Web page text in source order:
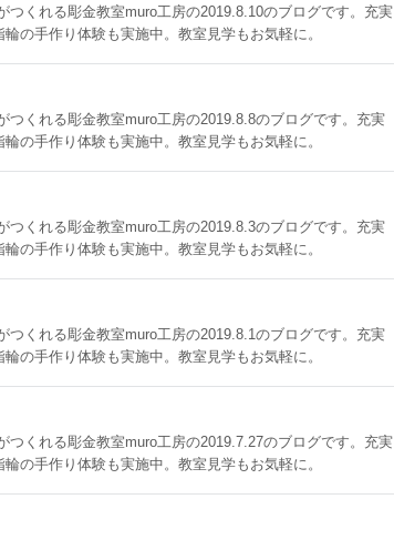
くれる彫金教室muro工房の2019.8.10のブログです。充実
の手作り体験も実施中。教室見学もお気軽に。
くれる彫金教室muro工房の2019.8.8のブログです。充実
の手作り体験も実施中。教室見学もお気軽に。
くれる彫金教室muro工房の2019.8.3のブログです。充実
の手作り体験も実施中。教室見学もお気軽に。
くれる彫金教室muro工房の2019.8.1のブログです。充実
の手作り体験も実施中。教室見学もお気軽に。
くれる彫金教室muro工房の2019.7.27のブログです。充実
の手作り体験も実施中。教室見学もお気軽に。